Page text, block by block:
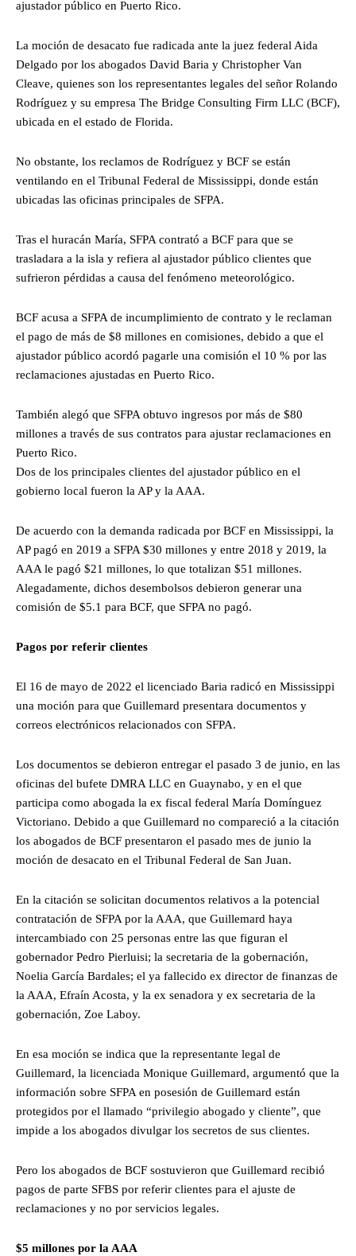
ajustador público en Puerto Rico.
La moción de desacato fue radicada ante la juez federal Aida
Delgado por los abogados David Baria y Christopher Van
Cleave, quienes son los representantes legales del señor Rolando
Rodríguez y su empresa The Bridge Consulting Firm LLC (BCF),
ubicada en el estado de Florida.
No obstante, los reclamos de Rodríguez y BCF se están
ventilando en el Tribunal Federal de Mississippi, donde están
ubicadas las oficinas principales de SFPA.
Tras el huracán María, SFPA contrató a BCF para que se
trasladara a la isla y refiera al ajustador público clientes que
sufrieron pérdidas a causa del fenómeno meteorológico.
BCF acusa a SFPA de incumplimiento de contrato y le reclaman
el pago de más de $8 millones en comisiones, debido a que el
ajustador público acordó pagarle una comisión el 10 % por las
reclamaciones ajustadas en Puerto Rico.
También alegó que SFPA obtuvo ingresos por más de $80
millones a través de sus contratos para ajustar reclamaciones en
Puerto Rico.
Dos de los principales clientes del ajustador público en el
gobierno local fueron la AP y la AAA.
De acuerdo con la demanda radicada por BCF en Mississippi, la
AP pagó en 2019 a SFPA $30 millones y entre 2018 y 2019, la
AAA le pagó $21 millones, lo que totalizan $51 millones.
Alegadamente, dichos desembolsos debieron generar una
comisión de $5.1 para BCF, que SFPA no pagó.
Pagos por referir clientes
El 16 de mayo de 2022 el licenciado Baria radicó en Mississippi
una moción para que Guillemard presentara documentos y
correos electrónicos relacionados con SFPA.
Los documentos se debieron entregar el pasado 3 de junio, en las
oficinas del bufete DMRA LLC en Guaynabo, y en el que
participa como abogada la ex fiscal federal María Domínguez
Victoriano. Debido a que Guillemard no compareció a la citación
los abogados de BCF presentaron el pasado mes de junio la
moción de desacato en el Tribunal Federal de San Juan.
En la citación se solicitan documentos relativos a la potencial
contratación de SFPA por la AAA, que Guillemard haya
intercambiado con 25 personas entre las que figuran el
gobernador Pedro Pierluisi; la secretaria de la gobernación,
Noelia García Bardales; el ya fallecido ex director de finanzas de
la AAA, Efraín Acosta, y la ex senadora y ex secretaria de la
gobernación, Zoe Laboy.
En esa moción se indica que la representante legal de
Guillemard, la licenciada Monique Guillemard, argumentó que la
información sobre SFPA en posesión de Guillemard están
protegidos por el llamado “privilegio abogado y cliente”, que
impide a los abogados divulgar los secretos de sus clientes.
Pero los abogados de BCF sostuvieron que Guillemard recibió
pagos de parte SFBS por referir clientes para el ajuste de
reclamaciones y no por servicios legales.
$5 millones por la AAA